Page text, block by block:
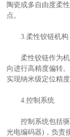
陶瓷或多自由度柔
点。
3.柔性铰链机构
柔性铰链作为机
向进行高精度偏转
实现纳米级定位精
4.控制系统
控制系统包括驱
光电编码器)，负责